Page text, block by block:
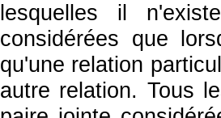
lesquelles il
considérées que
qu'une relation
autre relation. Tous